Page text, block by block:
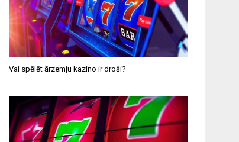
Vai spēlēt ārzemju kazino ir droši?